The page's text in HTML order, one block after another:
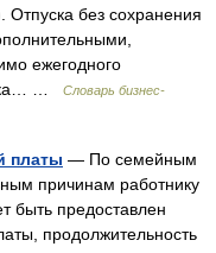
без сохранения
ежегодного
…
Словарь бизнес-
платы — По семейным
причинам работнику
быть предоставлен
продолжительность